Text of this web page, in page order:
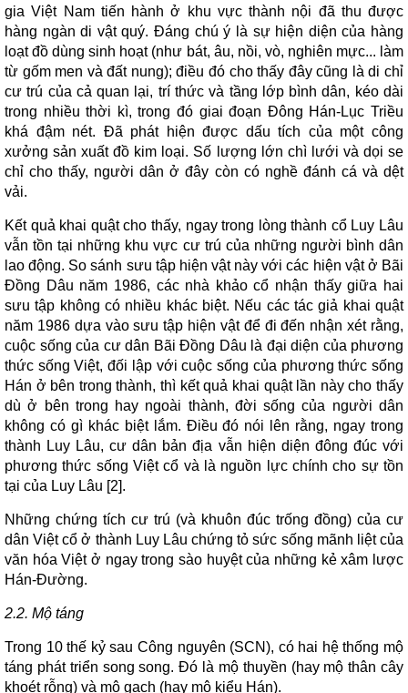
gia Việt Nam tiến hành ở khu vực thành nội đã thu được
hàng ngàn di vật quý. Đáng chú ý là sự hiện diện của hàng
loạt đồ dùng sinh hoạt (như bát, âu, nồi, vò, nghiên mực... làm
từ gốm men và đất nung); điều đó cho thấy đây cũng là di chỉ
cư trú của cả quan lại, trí thức và tầng lớp bình dân, kéo dài
trong nhiều thời kì, trong đó giai đoạn Đông Hán-Lục Triều
khá đậm nét. Đã phát hiện được dấu tích của một công
xưởng sản xuất đồ kim loại. Số lượng lớn chì lưới và dọi se
chỉ cho thấy, người dân ở đây còn có nghề đánh cá và dệt
vải.
Kết quả khai quật cho thấy, ngay trong lòng thành cổ Luy Lâu
vẫn tồn tại những khu vực cư trú của những người bình dân
lao động. So sánh sưu tập hiện vật này với các hiện vật ở Bãi
Đồng Dâu năm 1986, các nhà khảo cổ nhận thấy giữa hai
sưu tập không có nhiều khác biệt. Nếu các tác giả khai quật
năm 1986 dựa vào sưu tập hiện vật để đi đến nhận xét rằng,
cuộc sống của cư dân Bãi Đồng Dâu là đại diện của phương
thức sống Việt, đối lập với cuộc sống của phương thức sống
Hán ở bên trong thành, thì kết quả khai quật lần này cho thấy
dù ở bên trong hay ngoài thành, đời sống của người dân
không có gì khác biệt lắm. Điều đó nói lên rằng, ngay trong
thành Luy Lâu, cư dân bản địa vẫn hiện diện đông đúc với
phương thức sống Việt cổ và là nguồn lực chính cho sự tồn
tại của Luy Lâu [2].
Những chứng tích cư trú (và khuôn đúc trống đồng) của cư
dân Việt cổ ở thành Luy Lâu chứng tỏ sức sống mãnh liệt của
văn hóa Việt ở ngay trong sào huyệt của những kẻ xâm lược
Hán-Đường.
2.2. Mộ táng
Trong 10 thế kỷ sau Công nguyên (SCN), có hai hệ thống mộ
táng phát triển song song. Đó là mộ thuyền (hay mộ thân cây
khoét rỗng) và mộ gạch (hay mộ kiểu Hán).